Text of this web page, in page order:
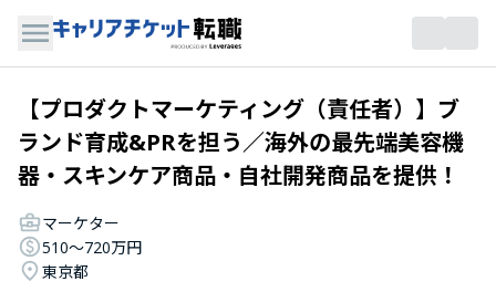
【プロダクトマーケティング（責任者）】ブ
ランド育成&PRを担う／海外の最先端美容機
器・スキンケア商品・自社開発商品を提供！
マーケター
510〜720万円
東京都